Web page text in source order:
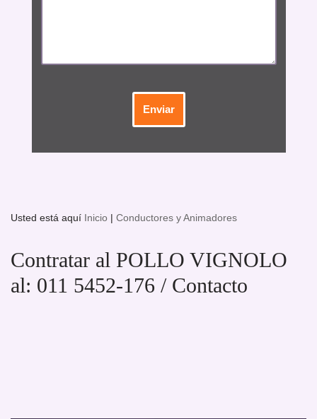
Usted está aquí Inicio | Conductores y Animadores
Contratar al POLLO VIGNOLO
al: 011 5452-176 / Contacto